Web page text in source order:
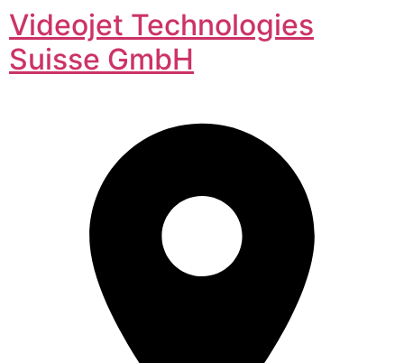
Videojet Technologies
Suisse GmbH